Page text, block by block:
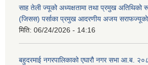
साह तेली ज्यूको अध्यक्षतामा तथा प्रमुख अतिथिको
(जिसस) पर्साका प्रमुख आदरणीय अजय सराफज्यूको
मिति: 06/24/2026 - 14:16
बहुदरमाई नगरपालिकाको एघारौ नगर सभा आ.ब.